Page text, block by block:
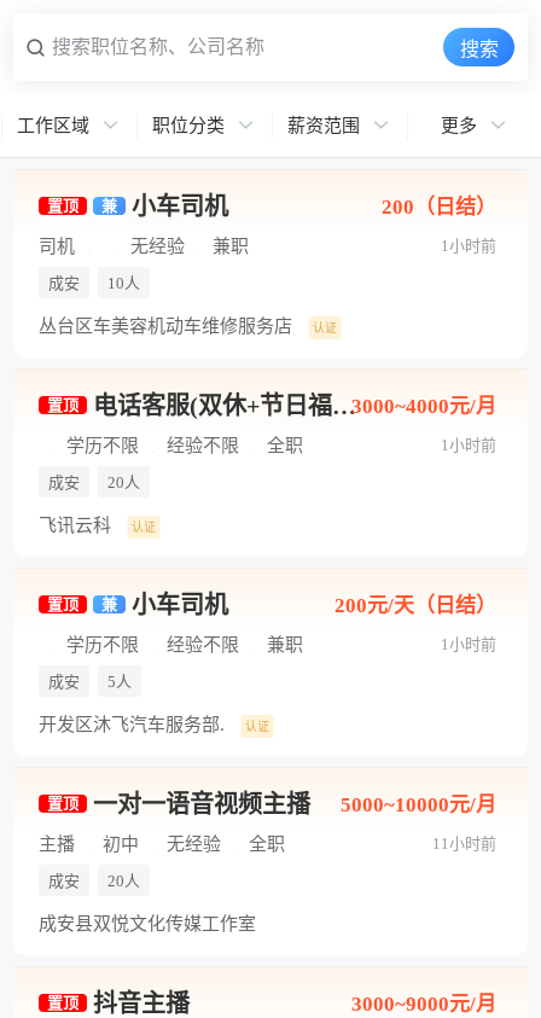
搜索职位名称、公司名称 搜索
工作区域 职位分类 薪资范围 更多
置顶 兼 小车司机
1小时前
200（日结）
司机 无经验 兼职
成安 10人
丛台区车美容机动车维修服务店 认证
置顶 电话客服(双休+节日福利+工作轻松)
1小时前
3000~4000元/月
学历不限 经验不限 全职
成安 20人
飞讯云科 认证
置顶 兼 小车司机
1小时前
200元/天（日结）
学历不限 经验不限 兼职
成安 5人
开发区沐飞汽车服务部. 认证
置顶 一对一语音视频主播
11小时前
5000~10000元/月
主播 初中 无经验 全职
成安 20人
成安县双悦文化传媒工作室
置顶 抖音主播 3000~9000元/月